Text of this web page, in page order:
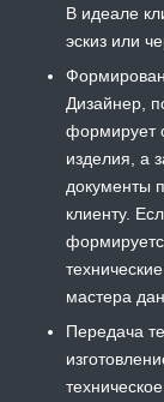
В идеале
эскиз или
Дизайнер,
формирует
изделия, а
документы
клиенту.
мастера
Передача